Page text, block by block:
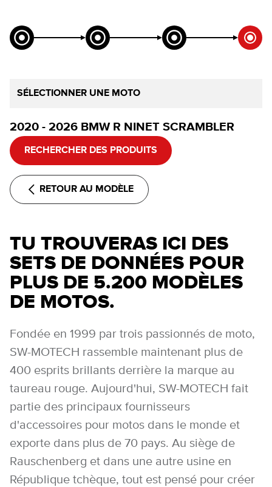
SÉLECTIONNER UNE MOTO
2020 - 2026 BMW R NINET SCRAMBLER
RECHERCHER DES PRODUITS
RETOUR AU MODÈLE
TU TROUVERAS ICI DES
SETS DE DONNÉES POUR
PLUS DE 5.200 MODÈLES
DE MOTOS.
Fondée en 1999 par trois passionnés de moto,
SW-MOTECH rassemble maintenant plus de
400 esprits brillants derrière la marque au
taureau rouge. Aujourd'hui, SW-MOTECH fait
partie des principaux fournisseurs
d'accessoires pour motos dans le monde et
exporte dans plus de 70 pays. Au siège de
Rauschenberg et dans une autre usine en
République tchèque, tout est pensé pour créer